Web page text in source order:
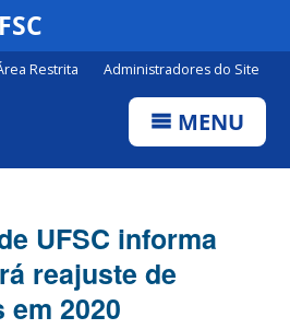
Restrita Administradores do Site
MENU
UFSC informa
reajuste de
em 2020